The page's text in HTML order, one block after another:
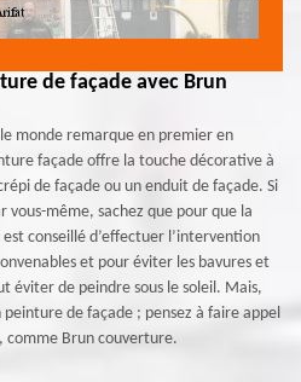
de façade avec Brun
monde remarque en premier en
façade offre la touche décorative à
de façade ou un enduit de façade. Si
vous-même, sachez que pour que la
conseillé d’effectuer l’intervention
et pour éviter les bavures et
éviter de peindre sous le soleil. Mais,
de façade ; pensez à faire appel
comme Brun couverture.